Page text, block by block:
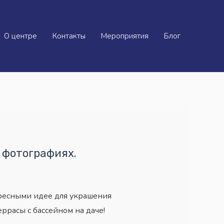
О центре Контакты Мероприятия Блог
идее для украшения
с бассейном на даче!